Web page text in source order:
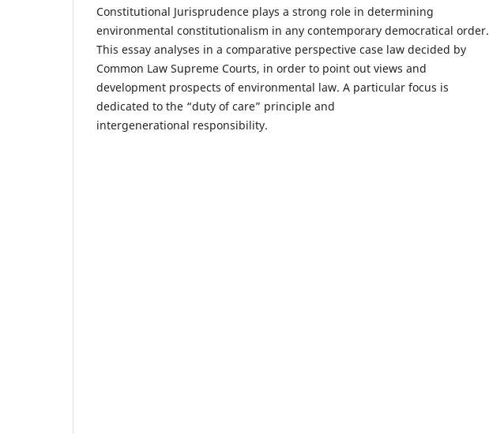
Constitutional Jurisprudence plays a strong role in determining
environmental constitutionalism in any contemporary democratical order.
This essay analyses in a comparative perspective case law decided by
Common Law Supreme Courts, in order to point out views and
development prospects of environmental law. A particular focus is
dedicated to the “duty of care” principle and
intergenerational responsibility.